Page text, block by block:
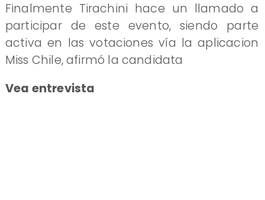
Finalmente Tirachini hace un llamado a
participar de este evento, siendo parte
activa en las votaciones vía la aplicacion
Miss Chile, afirmó la candidata
Vea entrevista